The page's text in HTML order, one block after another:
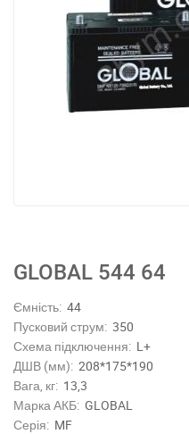
GLOBAL 544 64
Ємність: 44
Пусковий струм: 350
Схема підключення: L+
ДШВ (мм): 208*175*190
Вага, кг: 13,3
Марка АКБ: GLOBAL
Серія: MF